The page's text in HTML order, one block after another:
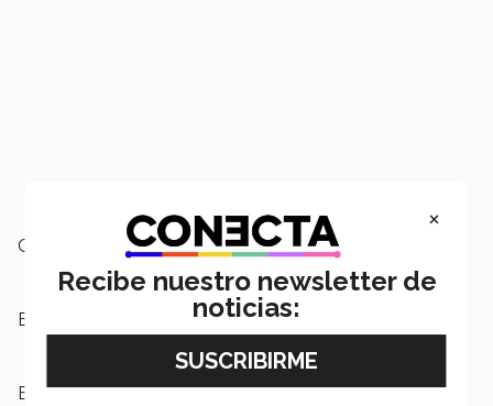
Campus: Querétaro,
Escuelas:
Etiquetas: PrepaTec, Golf, Alumnos PrepaTec
×
Recibe nuestro newsletter de
noticias: